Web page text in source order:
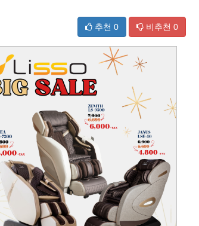
추천 0 비추천 0